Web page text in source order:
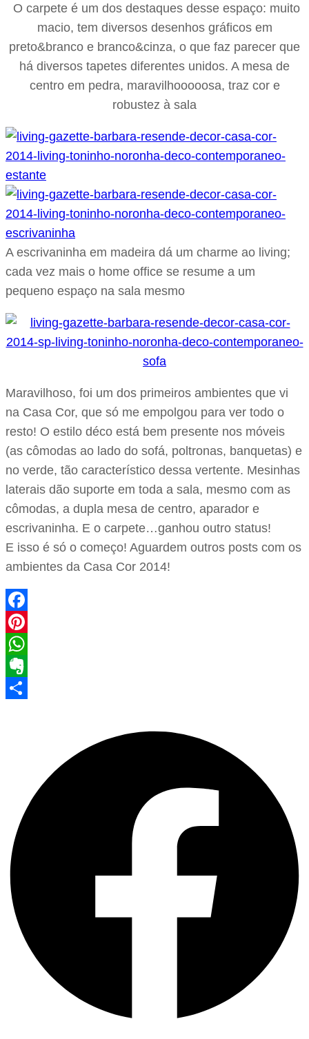
O carpete é um dos destaques desse espaço: muito
macio, tem diversos desenhos gráficos em
preto&branco e branco&cinza, o que faz parecer que
há diversos tapetes diferentes unidos. A mesa de
centro em pedra, maravilhooooosa, traz cor e
robustez à sala
A escrivaninha em madeira dá um charme ao living;
cada vez mais o home office se resume a um
pequeno espaço na sala mesmo
Maravilhoso, foi um dos primeiros ambientes que vi
na Casa Cor, que só me empolgou para ver todo o
resto! O estilo déco está bem presente nos móveis
(as cômodas ao lado do sofá, poltronas, banquetas) e
no verde, tão característico dessa vertente. Mesinhas
laterais dão suporte em toda a sala, mesmo com as
cômodas, a dupla mesa de centro, aparador e
escrivaninha. E o carpete…ganhou outro status!
E isso é só o começo! Aguardem outros posts com os
ambientes da Casa Cor 2014!
Facebook
Pinterest
WhatsApp
Evernote